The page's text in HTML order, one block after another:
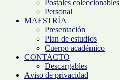
Postales coleccionables
Personal
MAESTRÍA
Presentación
Plan de estudios
Cuerpo académico
CONTACTO
Descargables
Aviso de privacidad